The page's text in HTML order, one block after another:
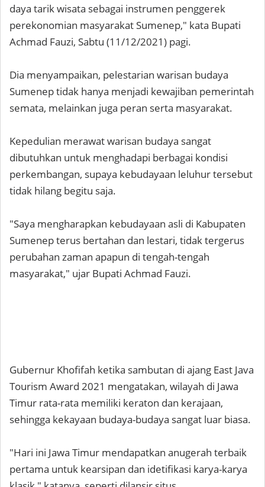
daya tarik wisata sebagai instrumen penggerek
perekonomian masyarakat Sumenep," kata Bupati
Achmad Fauzi, Sabtu (11/12/2021) pagi.
Dia menyampaikan, pelestarian warisan budaya
Sumenep tidak hanya menjadi kewajiban pemerintah
semata, melainkan juga peran serta masyarakat.
Kepedulian merawat warisan budaya sangat
dibutuhkan untuk menghadapi berbagai kondisi
perkembangan, supaya kebudayaan leluhur tersebut
tidak hilang begitu saja.
"Saya mengharapkan kebudayaan asli di Kabupaten
Sumenep terus bertahan dan lestari, tidak tergerus
perubahan zaman apapun di tengah-tengah
masyarakat," ujar Bupati Achmad Fauzi.
Gubernur Khofifah ketika sambutan di ajang East Java
Tourism Award 2021 mengatakan, wilayah di Jawa
Timur rata-rata memiliki keraton dan kerajaan,
sehingga kekayaan budaya-budaya sangat luar biasa.
"Hari ini Jawa Timur mendapatkan anugerah terbaik
pertama untuk kearsipan dan idetifikasi karya-karya